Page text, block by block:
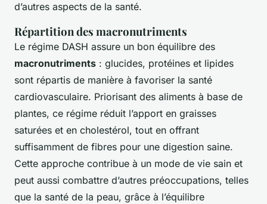
d’autres aspects de la santé.
Répartition des macronutriments
Le régime DASH assure un bon équilibre des
macronutriments : glucides, protéines et lipides
sont répartis de manière à favoriser la santé
cardiovasculaire. Priorisant des aliments à base de
plantes, ce régime réduit l’apport en graisses
saturées et en cholestérol, tout en offrant
suffisamment de fibres pour une digestion saine.
Cette approche contribue à un mode de vie sain et
peut aussi combattre d’autres préoccupations, telles
que la santé de la peau, grâce à l’équilibre